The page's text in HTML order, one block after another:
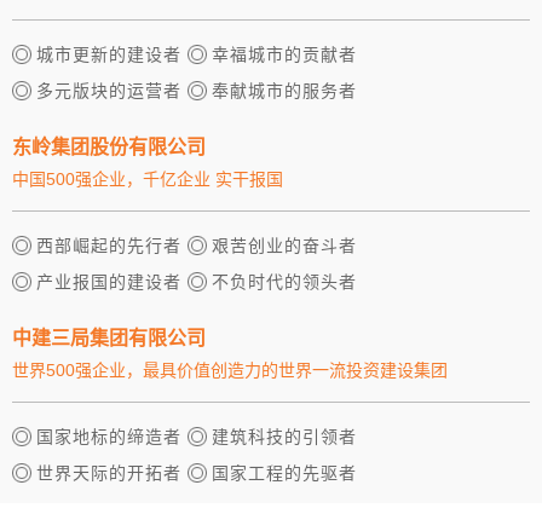
城市更新的建设者
幸福城市的贡献者
多元版块的运营者
奉献城市的服务者
东岭集团股份有限公司
中国500强企业，千亿企业 实干报国
西部崛起的先行者
艰苦创业的奋斗者
产业报国的建设者
不负时代的领头者
中建三局集团有限公司
世界500强企业，最具价值创造力的世界一流投资建设集团
国家地标的缔造者
建筑科技的引领者
世界天际的开拓者
国家工程的先驱者